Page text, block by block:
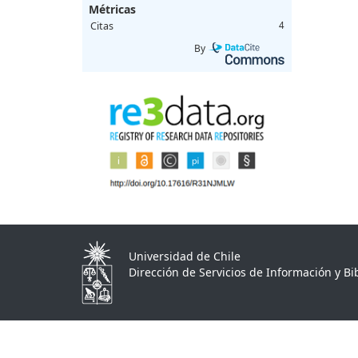
Métricas
Citas 4
By
Universidad de Chile
Dirección de Servicios de Información y